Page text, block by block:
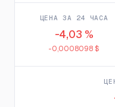
ЦЕНА ЗА 24 ЧАСА
-4,03 %
-0,0008098 $